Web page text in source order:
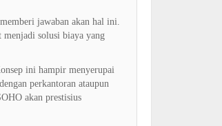
jawaban akan hal ini.
menjadi solusi biaya yang
ini hampir menyerupai
perkantoran ataupun
akan prestisius